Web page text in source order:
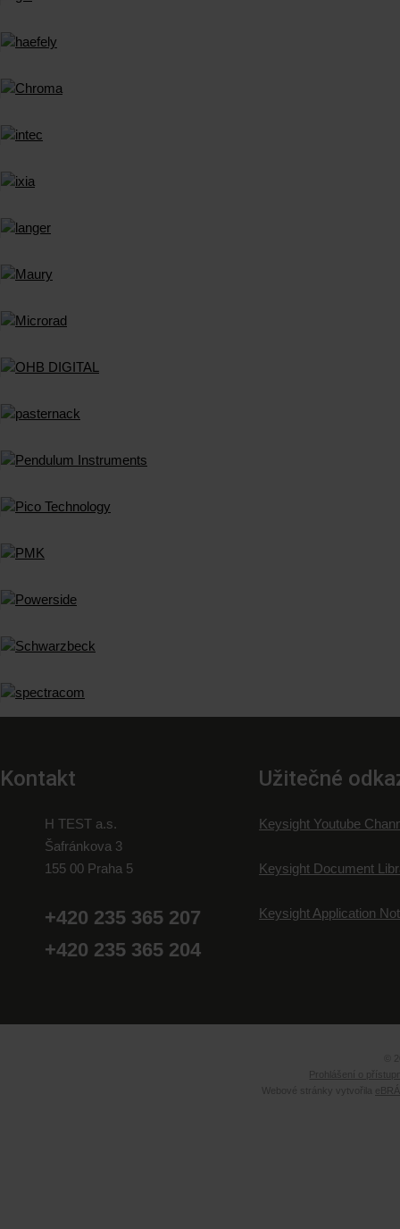
Kontakt
H TEST a.s.
Šafránkova 3
155 00 Praha 5
+420 235 365 207
+420 235 365 204
Užitečné
Keysight Youtube
Keysight Document
Keysight Application
©
Prohlášení o
Webové stránky vytvořila